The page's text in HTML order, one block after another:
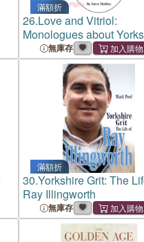
滿額折
26.Love and Vitriol:
Monologues about
And Politics
無庫存
滿額折
30.Yorkshire Grit: The
Ray Illingworth
無庫存